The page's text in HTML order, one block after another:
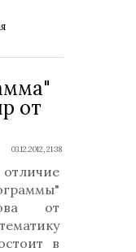
от
03.12.2012, 21:38
от
в